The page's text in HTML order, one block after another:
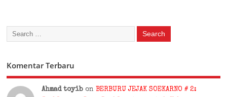
Komentar Terbaru
Ahmad toyib on BERBURU JEJAK SOEKARNO # 2: